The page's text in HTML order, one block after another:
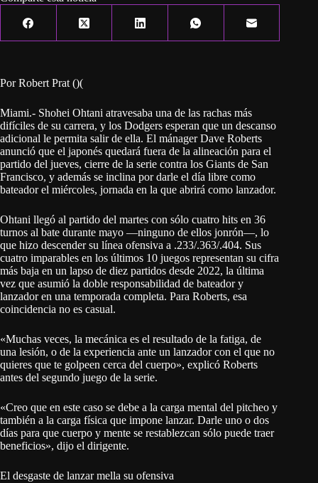
Por Robert Prat ()(
Miami.- Shohei Ohtani atravesaba una de las rachas más
difíciles de su carrera, y los Dodgers esperan que un descanso
adicional le permita salir de ella. El mánager Dave Roberts
anunció que el japonés quedará fuera de la alineación para el
partido del jueves, cierre de la serie contra los Giants de San
Francisco, y además se inclina por darle el día libre como
bateador el miércoles, jornada en la que abrirá como lanzador.
Ohtani llegó al partido del martes con sólo cuatro hits en 36
turnos al bate durante mayo —ninguno de ellos jonrón—, lo
que hizo descender su línea ofensiva a .233/.363/.404. Sus
cuatro imparables en los últimos 10 juegos representan su cifra
más baja en un lapso de diez partidos desde 2022, la última
vez que asumió la doble responsabilidad de bateador y
lanzador en una temporada completa. Para Roberts, esa
coincidencia no es casual.
«Muchas veces, la mecánica es el resultado de la fatiga, de
una lesión, o de la experiencia ante un lanzador con el que no
quieres que te golpeen cerca del cuerpo», explicó Roberts
antes del segundo juego de la serie.
«Creo que en este caso se debe a la carga mental del pitcheo y
también a la carga física que impone lanzar. Darle uno o dos
días para que cuerpo y mente se restablezcan sólo puede traer
beneficios», dijo el dirigente.
El desgaste de lanzar mella su ofensiva